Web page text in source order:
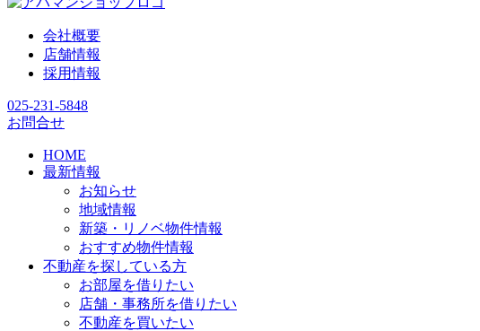
会社概要
店舗情報
採用情報
025-231-5848
お問合せ
HOME
最新情報
お知らせ
地域情報
新築・リノベ物件情報
おすすめ物件情報
不動産を探している方
お部屋を借りたい
店舗・事務所を借りたい
不動産を買いたい